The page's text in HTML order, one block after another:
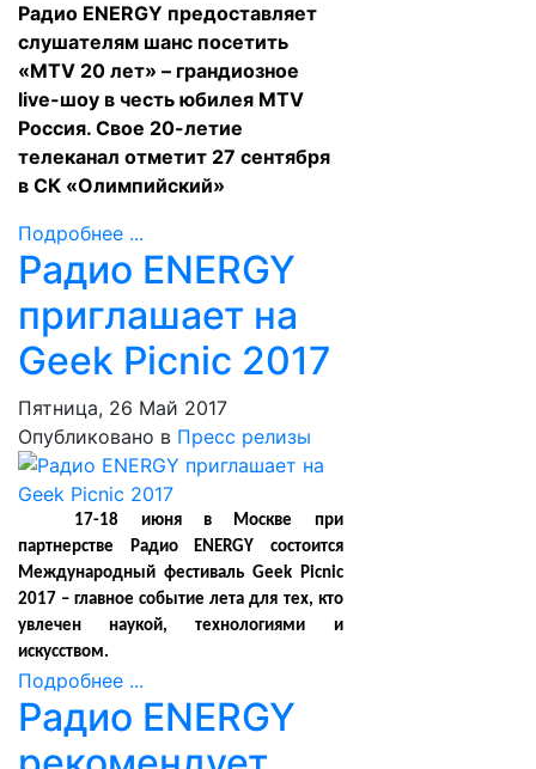
Радио ENERGY предоставляет
слушателям шанс посетить
«MTV 20 лет» – грандиозное
live-шoу в честь юбилея MTV
Россия. Свое 20-летие
телеканал отметит 27 сентября
в СК «Олимпийский»
Подробнее ...
Радио ENERGY
приглашает на
Geek Picnic 2017
Пятница, 26 Май 2017
Опубликовано в Пресс релизы
17-18 июня в Москве при
партнерстве Радио ENERGY состоится
Международный фестиваль Geek Picnic
2017 – главное событие лета для тех, кто
увлечен наукой, технологиями и
искусством.
Подробнее ...
Радио ENERGY